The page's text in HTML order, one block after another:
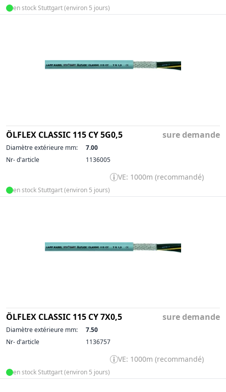
en stock Stuttgart (environ 5 jours)
ÖLFLEX CLASSIC 115 CY 5G0,5 sure demande
Diamètre extérieure mm:
7.00
Nr- d'article
1136005
VE: 1000m (recommandé)
en stock Stuttgart (environ 5 jours)
ÖLFLEX CLASSIC 115 CY 7X0,5 sure demande
Diamètre extérieure mm:
7.50
Nr- d'article
1136757
VE: 1000m (recommandé)
en stock Stuttgart (environ 5 jours)